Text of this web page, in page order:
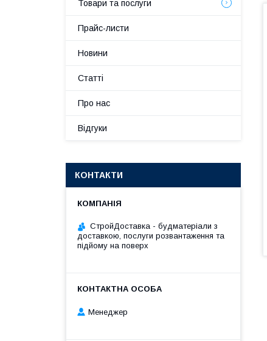
Товари та послуги
Прайс-листи
Новини
Статті
Про нас
Відгуки
КОНТАКТИ
СтройДоставка - будматеріали з
доставкою, послуги розвантаження та
підйому на поверх
Менеджер